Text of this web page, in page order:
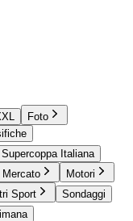
Foto
Supercoppa Italiana
Mercato
Motori
Sport
Sondaggi